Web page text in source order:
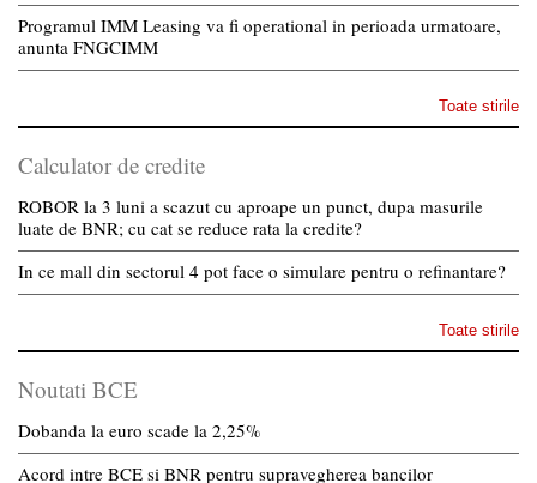
Programul IMM Leasing va fi operational in perioada urmatoare,
anunta FNGCIMM
Toate stirile
Calculator de credite
ROBOR la 3 luni a scazut cu aproape un punct, dupa masurile
luate de BNR; cu cat se reduce rata la credite?
In ce mall din sectorul 4 pot face o simulare pentru o refinantare?
Toate stirile
Noutati BCE
Dobanda la euro scade la 2,25%
Acord intre BCE si BNR pentru supravegherea bancilor